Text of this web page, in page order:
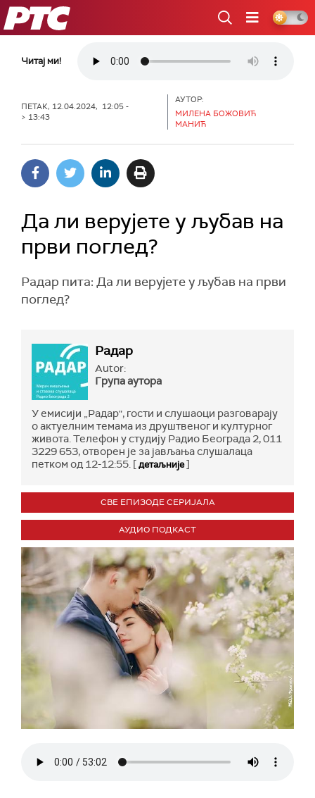
РТС
Читај ми!
ПЕТАК, 12.04.2024, 12:05 -
> 13:43
АУТОР:
МИЛЕНА БОЖОВИЋ
МАНИЋ
Да ли верујете у љубав на
први поглед?
Радар пита: Да ли верујете у љубав на први
поглед?
Радар
Autor:
Група аутора
У емисији „Радар", гости и слушаоци разговарају
о актуелним темама из друштвеног и културног
живота. Телефон у студију Радио Београда 2, 011
3229 653, отворен је за јављања слушалаца
петком од 12-12:55. [детаљније]
СВЕ ЕПИЗОДЕ СЕРИЈАЛА
АУДИО ПОДКАСТ